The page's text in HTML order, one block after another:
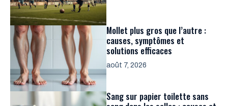
Mollet plus gros que l’autre :
causes, symptômes et
solutions efficaces
août 7, 2026
Sang sur papier toilette sans